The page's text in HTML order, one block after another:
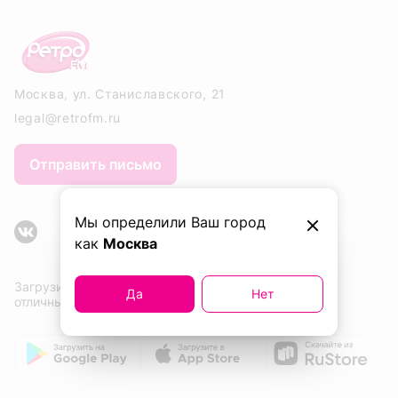
Мы определили Ваш город
как Москва
Да Нет
Москва, ул. Станиславского, 21
legal@retrofm.ru
Загрузите приложение сейчас и слушайте
отличные песни. Одну за другой!
Отправить письмо